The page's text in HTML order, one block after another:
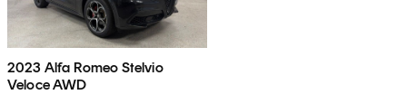
2023 Alfa Romeo Stelvio
Veloce AWD